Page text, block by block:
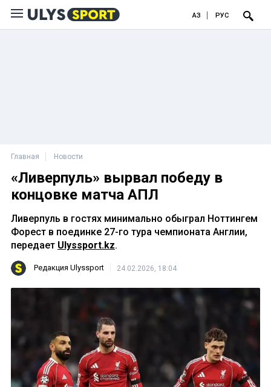
ҚАЗ РУС
Главная Новости
«Ливерпуль» вырвал победу в
концовке матча АПЛ
Ливерпуль в гостях минимально обыграл Ноттингем
Форест в поединке 27-го тура чемпионата Англии,
передает Ulyssport.kz.
Редакция Ulyssport 24.02.2026, 18:04